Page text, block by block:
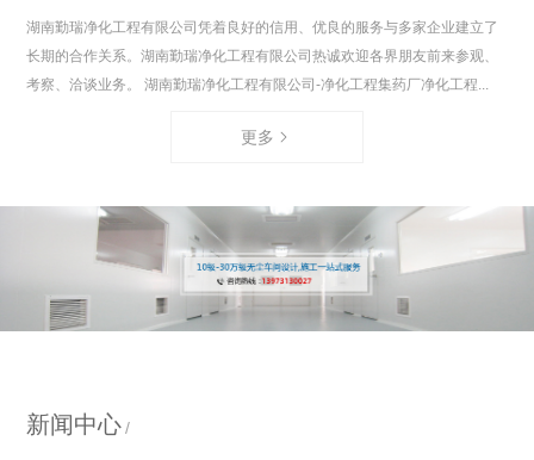
湖南勤瑞净化工程有限公司凭着良好的信用、优良的服务与多家企业建立了
长期的合作关系。湖南勤瑞净化工程有限公司热诚欢迎各界朋友前来参观、
考察、洽谈业务。 湖南勤瑞净化工程有限公司-净化工程集药厂净化工程...
更多
新闻中心